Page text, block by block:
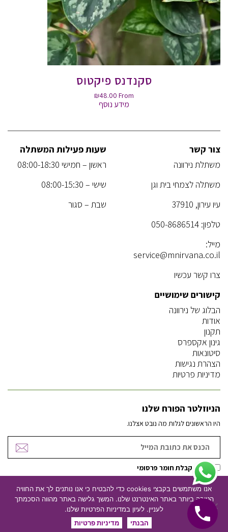
סקנדנס פיקטוס
From
₪48.00
מידע נוסף
צור קשר
משתלת נירוונה
משתלה לצמחי בית וגן
עיו עירון, 37910
טלפון: 050-8686514
מייל:
service@mnirvana.co.il
צרו קשר עכשיו
שעות פעילות המשתלה
ראשון – חמישי 08:00-18:30
שישי – 08:00-15:30
שבת – סגור
קישורים שימושיים
הבלוג של נירוונה
אודות
תקנון
גינון אקספרס
סיטונאות
הצהרת נגישות
מדיניות פרטיות
הניוזלטר הפורח שלנו
היו הראשונים לגלות מה נובט אצלנו.
אישור קבלת חומר פרסומי
ניהול וקידום אתרים עיצוב אתרים
אנו משתמשים בקבצי cookies כדי להבטיח כי אנו נותנים לך את החוויה
הטובה ביותר באתר האינטרנט שלנו. המשך גלישה באתר מהווה הסכמתך
לעניין. לעיון במדיניות הפרטיות שלנו.
הבנתי
מדיניות פרטיות